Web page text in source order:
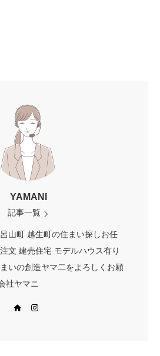
YAMANI
記事一覧
山町 越生町の住まい探しお任
文 建売住宅 モデルハウス有り
いの創造ヤマ二をよろしくお願
社ヤマニ